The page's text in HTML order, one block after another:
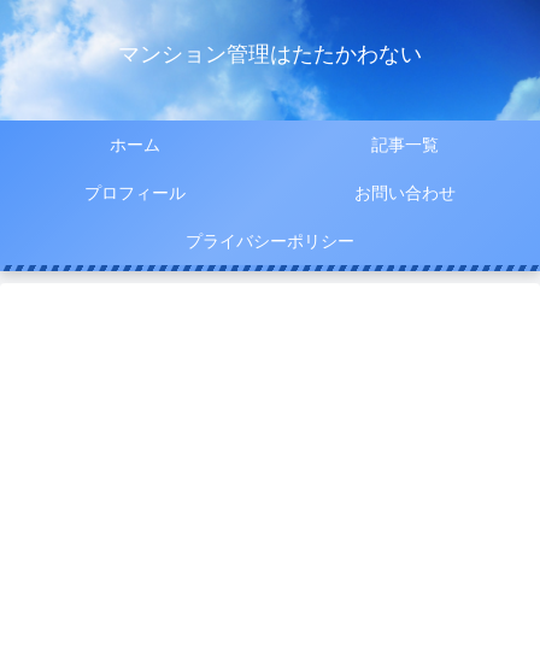
マンション管理はたたかわない
ホーム 記事一覧
プロフィール お問い合わせ
プライバシーポリシー